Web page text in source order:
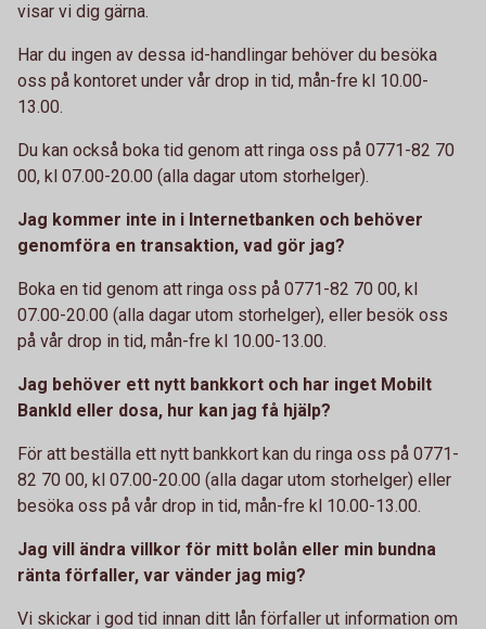
visar vi dig gärna.
Har du ingen av dessa id-handlingar behöver du besöka
oss på kontoret under vår drop in tid, mån-fre kl 10.00-
13.00.
Du kan också boka tid genom att ringa oss på 0771-82 70
00, kl 07.00-20.00 (alla dagar utom storhelger).
Jag kommer inte in i Internetbanken och behöver
genomföra en transaktion, vad gör jag?
Boka en tid genom att ringa oss på 0771-82 70 00, kl
07.00-20.00 (alla dagar utom storhelger), eller besök oss
på vår drop in tid, mån-fre kl 10.00-13.00.
Jag behöver ett nytt bankkort och har inget Mobilt
BankId eller dosa, hur kan jag få hjälp?
För att beställa ett nytt bankkort kan du ringa oss på 0771-
82 70 00, kl 07.00-20.00 (alla dagar utom storhelger) eller
besöka oss på vår drop in tid, mån-fre kl 10.00-13.00.
Jag vill ändra villkor för mitt bolån eller min bundna
ränta förfaller, var vänder jag mig?
Vi skickar i god tid innan ditt lån förfaller ut information om